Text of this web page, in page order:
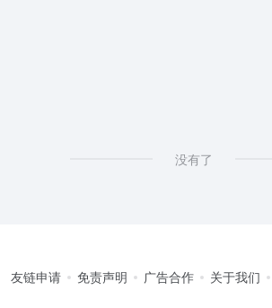
没有了
友链申请 免责声明 广告合作 关于我们